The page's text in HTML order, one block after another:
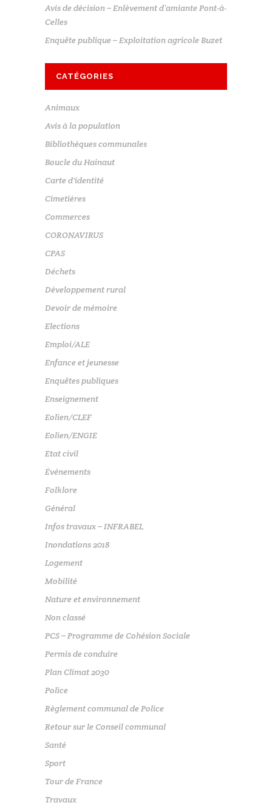
Avis de décision – Enlèvement d’amiante Pont-à-
Celles
Enquête publique – Exploitation agricole Buzet
CATÉGORIES
Animaux
Avis à la population
Bibliothèques communales
Boucle du Hainaut
Carte d'identité
Cimetières
Commerces
CORONAVIRUS
CPAS
Déchets
Développement rural
Devoir de mémoire
Elections
Emploi/ALE
Enfance et jeunesse
Enquêtes publiques
Enseignement
Eolien/CLEF
Eolien/ENGIE
Etat civil
Événements
Folklore
Général
Infos travaux – INFRABEL
Inondations 2018
Logement
Mobilité
Nature et environnement
Non classé
PCS – Programme de Cohésion Sociale
Permis de conduire
Plan Climat 2030
Police
Règlement communal de Police
Retour sur le Conseil communal
Santé
Sport
Tour de France
Travaux